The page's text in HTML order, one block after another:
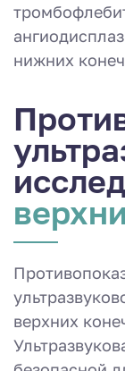
нижних
верхних